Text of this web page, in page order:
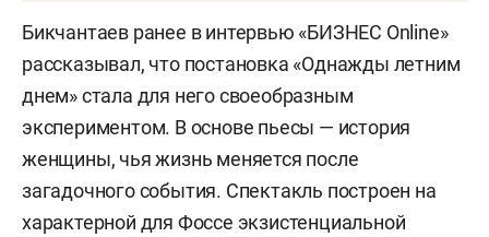
Бикчантаев ранее в интервью «БИЗНЕС Online»
рассказывал, что постановка «Однажды летним
днем» стала для него своеобразным
экспериментом. В основе пьесы — история
женщины, чья жизнь меняется после
загадочного события. Спектакль построен на
характерной для Фоссе экзистенциальной